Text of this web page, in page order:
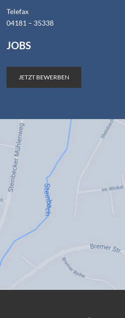
Telefax
04181 – 35338
JOBS
JETZT BEWERBEN